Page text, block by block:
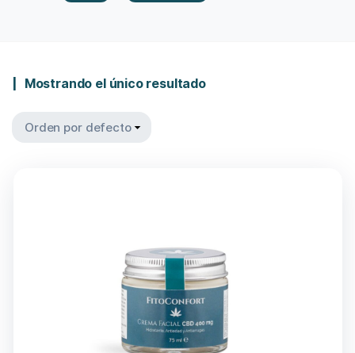
Mostrando el único resultado